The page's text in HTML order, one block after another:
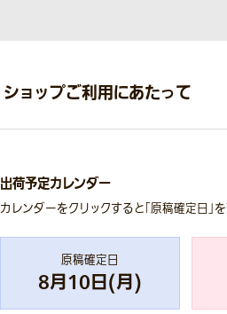
ショップご利用にあたって
出荷予定カレンダー
カレンダーをクリックすると「原稿確定日」
原稿確定日
8月10日(月)